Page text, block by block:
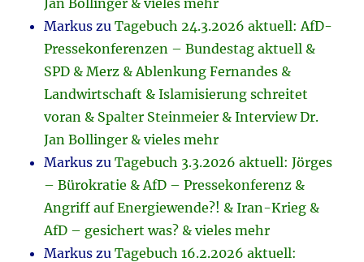
Markus zuTagebuch 24.3.2026 aktuell: AfD-
Pressekonferenzen – Bundestag aktuell &
SPD & Merz & Ablenkung Fernandes &
Landwirtschaft & Islamisierung schreitet
voran & Spalter Steinmeier & Interview Dr.
Jan Bollinger & vieles mehr
Markus zuTagebuch 3.3.2026 aktuell: Jörges
– Bürokratie & AfD – Pressekonferenz &
Angriff auf Energiewende?! & Iran-Krieg &
AfD – gesichert was? & vieles mehr
Markus zuTagebuch 16.2.2026 aktuell: